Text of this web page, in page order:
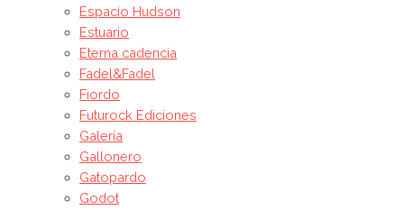
Espacio Hudson
Estuario
Eterna cadencia
Fadel&Fadel
Fiordo
Futurock Ediciones
Galería
Gallonero
Gatopardo
Godot